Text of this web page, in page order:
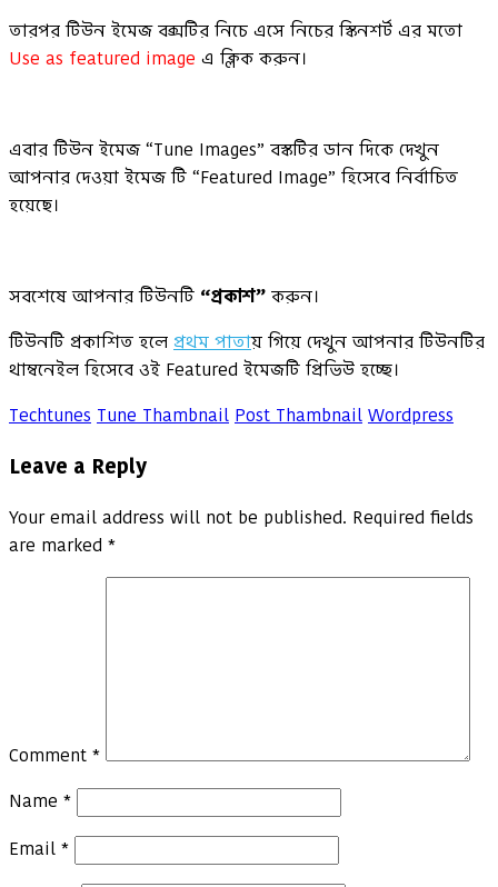
তারপর টিউন ইমেজ বক্সটির নিচে এসে নিচের স্কিনশর্ট এর মতো
Use as featured image এ ক্লিক করুন।
এবার টিউন ইমেজ “Tune Images” বস্কটির ডান দিকে দেখুন
আপনার দেওয়া ইমেজ টি “Featured Image” হিসেবে নির্বাচিত
হয়েছে।
সবশেষে আপনার টিউনটি “প্রকাশ” করুন।
টিউনটি প্রকাশিত হলে প্রথম পাতায় গিয়ে দেখুন আপনার টিউনটির
থাম্বনেইল হিসেবে ওই Featured ইমেজটি প্রিভিউ হচ্ছে।
Techtunes Tune Thambnail Post Thambnail Wordpress
Leave a Reply
Your email address will not be published. Required fields
are marked *
Comment *
Name *
Email *